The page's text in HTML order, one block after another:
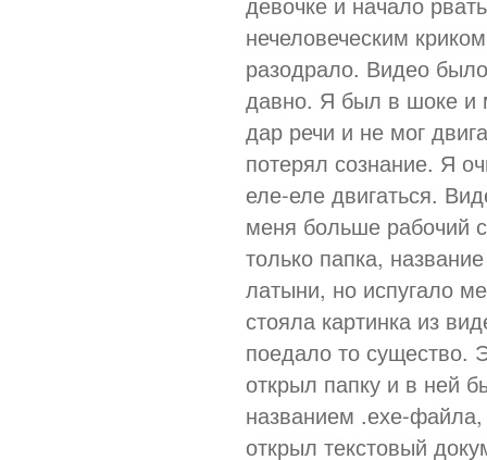
нечеловеческим
разодрало. Видео
давно. Я был в шоке и
дар речи и не мог
потерял сознание. Я
еле-еле двигаться.
меня больше рабочий
только папка,
латыни, но испугало
стояла картинка из
поедало то существо.
открыл папку и в ней
названием .ехе-
открыл текстовый